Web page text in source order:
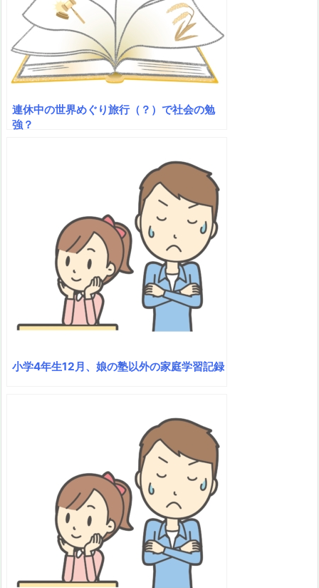
連休中の世界めぐり旅行（？）で社会の勉
強？
小学4年生12月、娘の塾以外の家庭学習記録